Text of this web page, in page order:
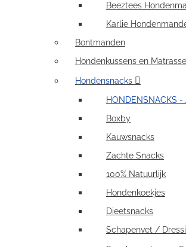
Beeztees
Karlie
Bontmanden
Hondenkussens en
Hondensnacks
HONDENSNACKS -
Boxby
Kauwsnacks
Zachte Snacks
100% Natuurlijk
Hondenkoekjes
Dieetsnacks
Schapenvet /